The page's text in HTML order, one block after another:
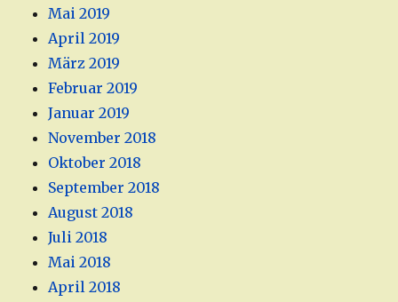
Mai 2019
April 2019
März 2019
Februar 2019
Januar 2019
November 2018
Oktober 2018
September 2018
August 2018
Juli 2018
Mai 2018
April 2018